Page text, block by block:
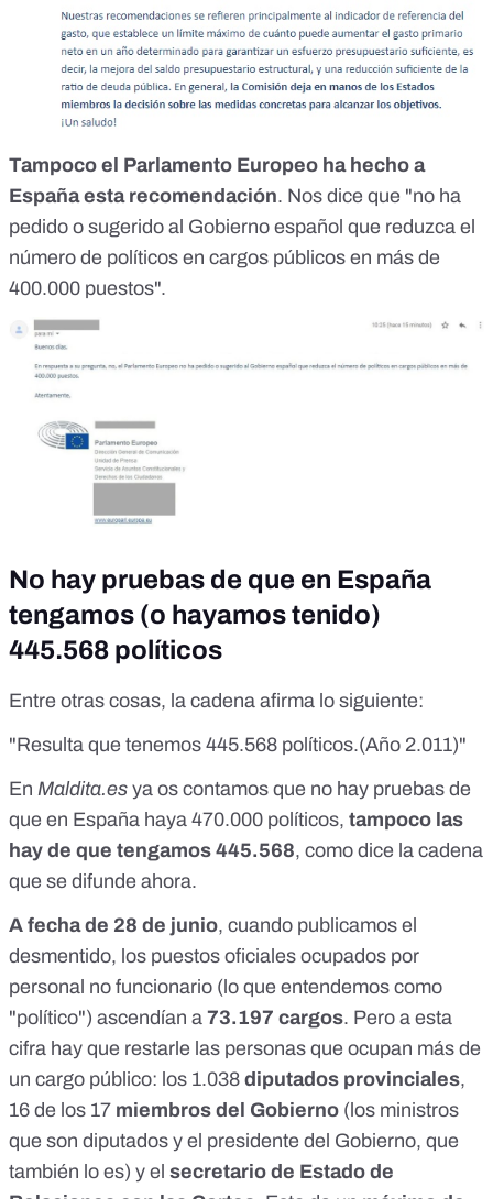
Tampoco el Parlamento Europeo ha hecho a
España esta recomendación. Nos dice que "no ha
pedido o sugerido al Gobierno español que reduzca el
número de políticos en cargos públicos en más de
400.000 puestos".
No hay pruebas de que en España
tengamos (o hayamos tenido)
445.568 políticos
Entre otras cosas, la cadena afirma lo siguiente:
"Resulta que tenemos 445.568 políticos.(Año 2.011)"
En Maldita.es ya os contamos que no hay pruebas de
que en España haya 470.000 políticos, tampoco las
hay de que tengamos 445.568, como dice la cadena
que se difunde ahora.
A fecha de 28 de junio, cuando publicamos el
desmentido, los puestos oficiales ocupados por
personal no funcionario (lo que entendemos como
"político") ascendían a 73.197 cargos. Pero a esta
cifra hay que restarle las personas que ocupan más de
un cargo público: los 1.038 diputados provinciales,
16 de los 17 miembros del Gobierno (los ministros
que son diputados y el presidente del Gobierno, que
también lo es) y el secretario de Estado de